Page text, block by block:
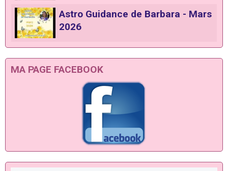
Astro Guidance de Barbara - Mars
2026
MA PAGE FACEBOOK